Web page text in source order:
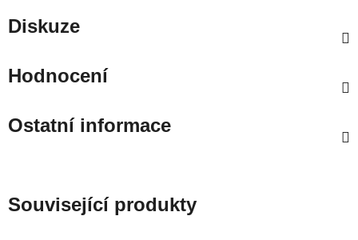
Diskuze
Hodnocení
Ostatní informace
Související produkty